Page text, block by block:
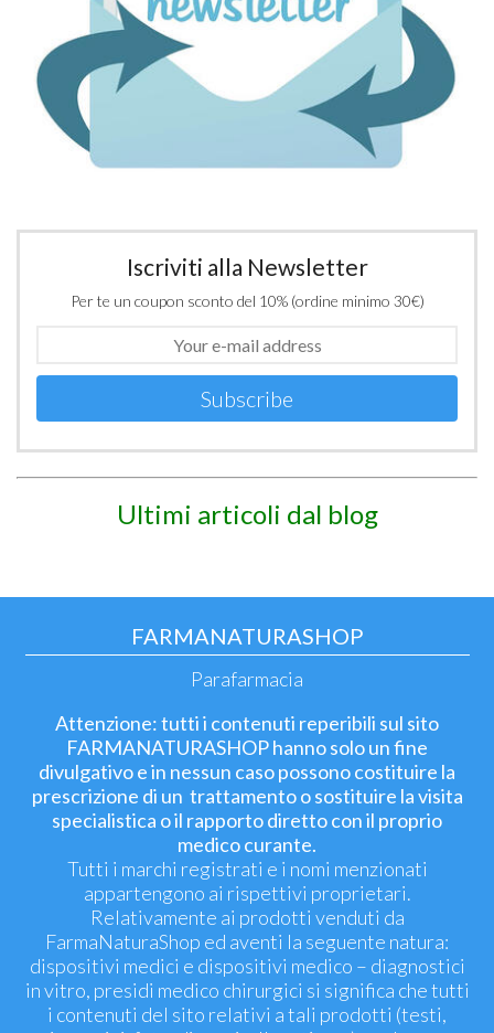
Iscriviti alla Newsletter
Per te un coupon sconto del 10% (ordine minimo 30€)
Subscribe
Ultimi articoli dal blog
FARMANATURASHOP
Parafarmacia
Attenzione: tutti i contenuti reperibili sul sito
FARMANATURASHOP hanno solo un fine
divulgativo e in nessun caso possono costituire la
prescrizione di un trattamento o sostituire la visita
specialistica o il rapporto diretto con il proprio
medico curante.
Tutti i marchi registrati e i nomi menzionati
appartengono ai rispettivi proprietari.
Relativamente ai prodotti venduti da
FarmaNaturaShop ed aventi la seguente natura:
dispositivi medici e dispositivi medico – diagnostici
in vitro, presidi medico chirurgici si significa che tutti
i contenuti del sito relativi a tali prodotti (testi,